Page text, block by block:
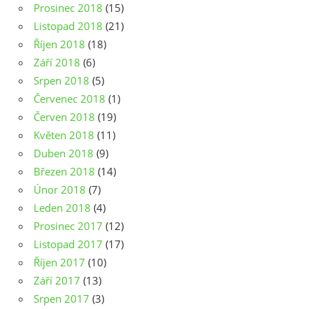
Prosinec 2018 (15)
Listopad 2018 (21)
Říjen 2018 (18)
Září 2018 (6)
Srpen 2018 (5)
Červenec 2018 (1)
Červen 2018 (19)
Květen 2018 (11)
Duben 2018 (9)
Březen 2018 (14)
Únor 2018 (7)
Leden 2018 (4)
Prosinec 2017 (12)
Listopad 2017 (17)
Říjen 2017 (10)
Září 2017 (13)
Srpen 2017 (3)